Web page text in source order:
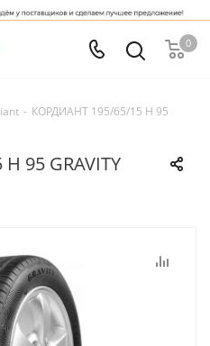
0
- КОРДИАНТ 195/65/15 H 95
95 GRAVITY